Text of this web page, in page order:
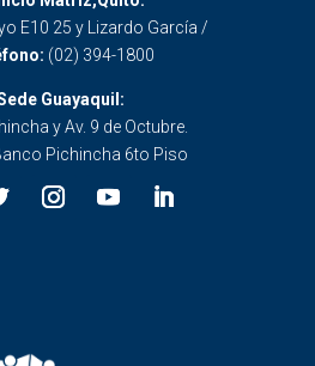
E10 25 y Lizardo García /
(02) 394-1800
Guayaquil:
y Av. 9 de Octubre.
Pichincha 6to Piso